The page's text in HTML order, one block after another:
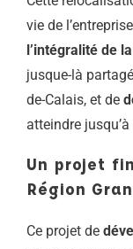
vie de
l’intégralité de
jusque-là
de-Calais, et de
atteindre jusqu’à
Un projet
Région
Ce projet de